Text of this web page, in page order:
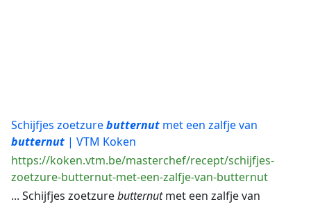
Schijfjes zoetzurebutternut met een zalfje van
butternut | VTM Koken
https://koken.vtm.be/masterchef/recept/schijfjes-
zoetzure-butternut-met-een-zalfje-van-butternut
... Schijfjes zoetzurebutternutmet een zalfje van